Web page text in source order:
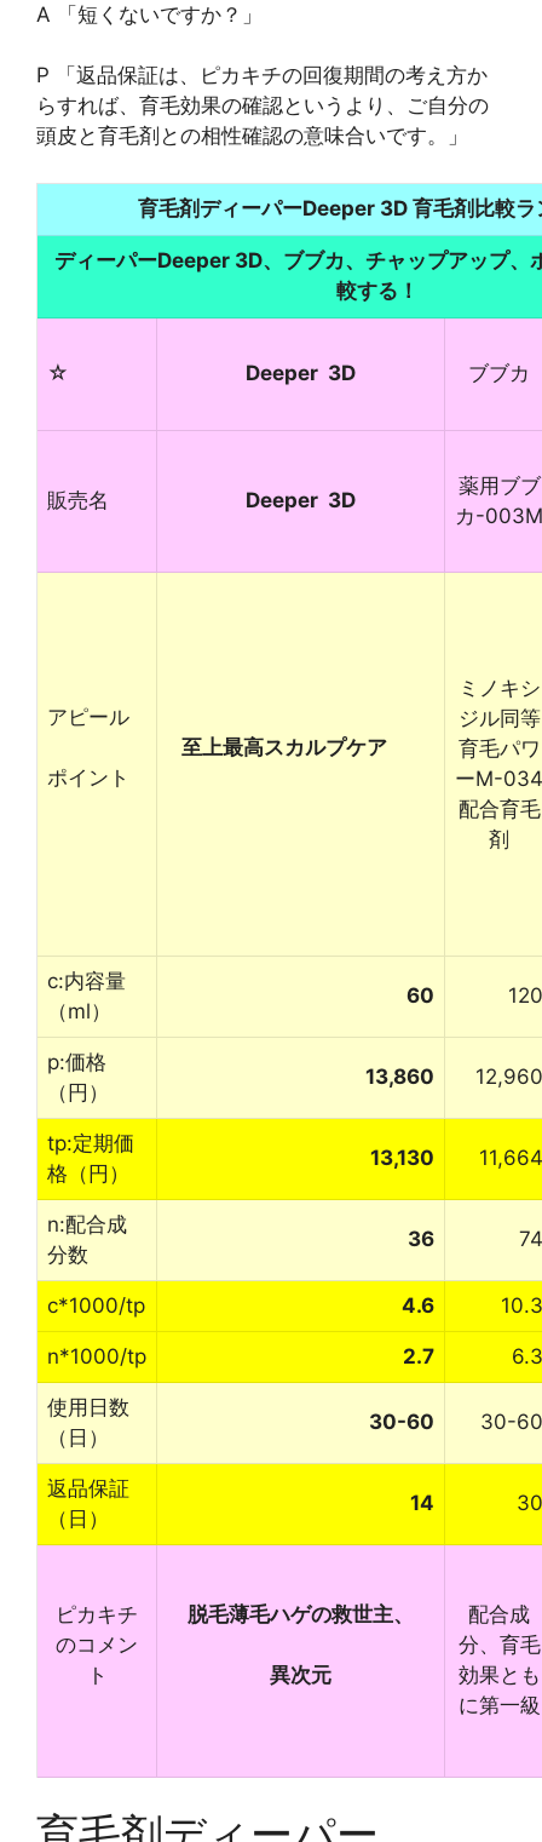
A 「短くないですか？」
P 「返品保証は、ピカキチの回復期間の考え方か
らすれば、育毛効果の確認というより、ご自分の
頭皮と育毛剤との相性確認の意味合いです。」
育毛剤ディーパーDeeper 3D 育毛剤比較ラ
ディーパーDeeper 3D、ブブカ、チャップアップ、
較する！
☆ Deeper 3D ブブカ
販売名 Deeper 3D
薬用ブブ
カ-003M
アピール
ポイント
至上最高スカルプケア
ミノキシ
ジル同等
育毛パワ
ーM-034
配合育毛
剤
c:内容量
（ml）
60 120
p:価格
（円）
13,860 12,960
tp:定期価
格（円）
13,130 11,664
n:配合成
分数
36 74
c*1000/tp 4.6 10.3
n*1000/tp 2.7 6.3
使用日数
（日）
30-60 30-60
返品保証
（日）
14 30
ピカキチ
のコメン
ト
脱毛薄毛ハゲの救世主、
異次元
配合成
分、育毛
効果とも
に第一級